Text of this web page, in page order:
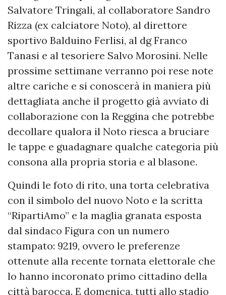
Salvatore Tringali, al collaboratore Sandro
Rizza (ex calciatore Noto), al direttore
sportivo Balduino Ferlisi, al dg Franco
Tanasi e al tesoriere Salvo Morosini. Nelle
prossime settimane verranno poi rese note
altre cariche e si conoscerà in maniera più
dettagliata anche il progetto già avviato di
collaborazione con la Reggina che potrebbe
decollare qualora il Noto riesca a bruciare
le tappe e guadagnare qualche categoria più
consona alla propria storia e al blasone.
Quindi le foto di rito, una torta celebrativa
con il simbolo del nuovo Noto e la scritta
“RipartiAmo” e la maglia granata esposta
dal sindaco Figura con un numero
stampato: 9219, ovvero le preferenze
ottenute alla recente tornata elettorale che
lo hanno incoronato primo cittadino della
città barocca. E domenica, tutti allo stadio